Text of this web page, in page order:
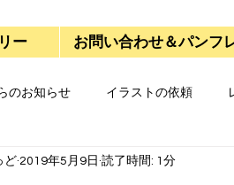
ー お問い合わせ＆パンフ
のお知らせ イラストの依頼
ど 2019年5月9日 読了時間: 1分